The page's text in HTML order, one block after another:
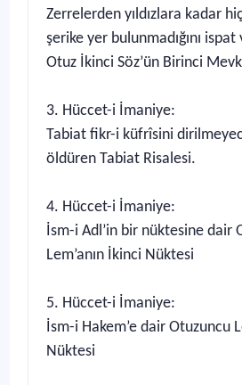
Zerrelerden yıldızlara kadar
şerike yer bulunmadığını
Otuz İkinci Söz’ün Birinci
3. Hüccet-i İmaniye:
Tabiat fikr-i küfrîsini
öldüren Tabiat Risalesi.
4. Hüccet-i İmaniye:
İsm-i Adl’in bir nüktesine dair
Lem’anın İkinci Nüktesi
5. Hüccet-i İmaniye:
İsm-i Hakem’e dair Otuzuncu
Nüktesi